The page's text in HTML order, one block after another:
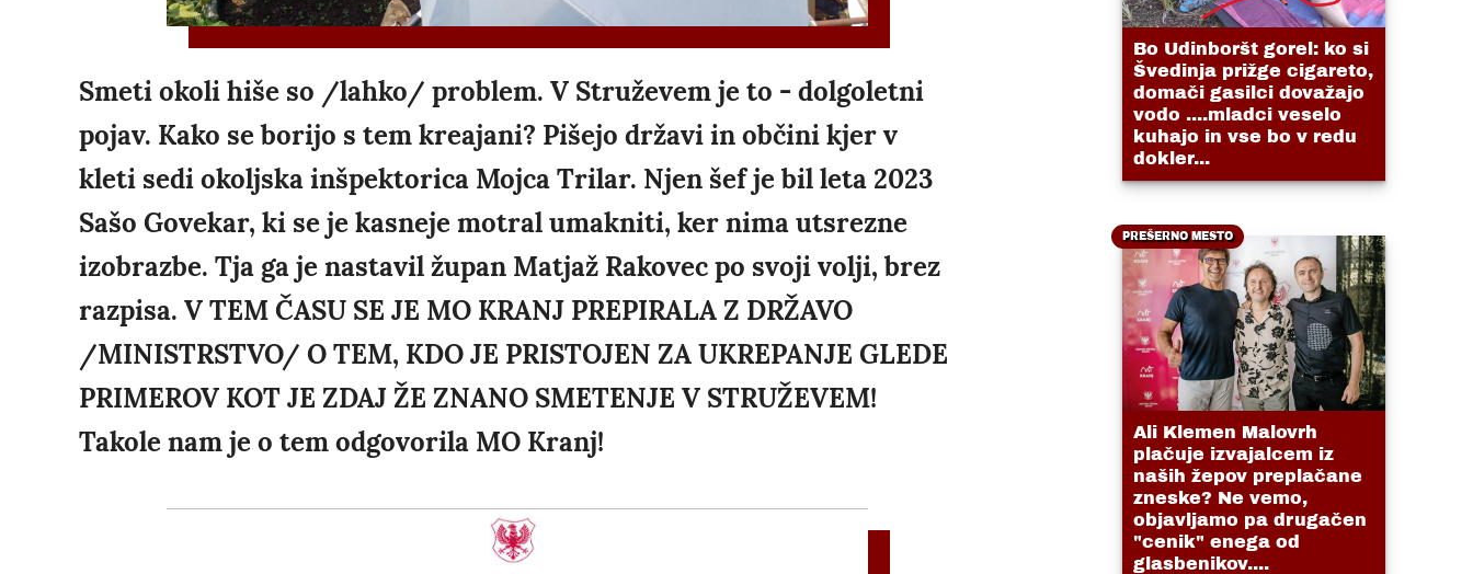
Smeti okoli hiše so /lahko/ problem. V Struževem je to - dolgoletni
pojav. Kako se borijo s tem kreajani? Pišejo državi in občini kjer v
kleti sedi okoljska inšpektorica Mojca Trilar. Njen šef je bil leta 2023
Sašo Govekar, ki se je kasneje motral umakniti, ker nima utsrezne
izobrazbe. Tja ga je nastavil župan Matjaž Rakovec po svoji volji, brez
razpisa. V TEM ČASU SE JE MO KRANJ PREPIRALA Z DRŽAVO
/MINISTRSTVO/ O TEM, KDO JE PRISTOJEN ZA UKREPANJE GLEDE
PRIMEROV KOT JE ZDAJ ŽE ZNANO SMETENJE V STRUŽEVEM!
Takole nam je o tem odgovorila MO Kranj!
Bo Udinboršt gorel: ko si
Švedinja prižge cigareto,
domači gasilci dovažajo
vodo ....mladci veselo
kuhajo in vse bo v redu
dokler...
PREŠERNO MESTO
Ali Klemen Malovrh
plačuje izvajalcem iz
naših žepov preplačane
zneske? Ne vemo,
objavljamo pa drugačen
"cenik" enega od
glasbenikov....